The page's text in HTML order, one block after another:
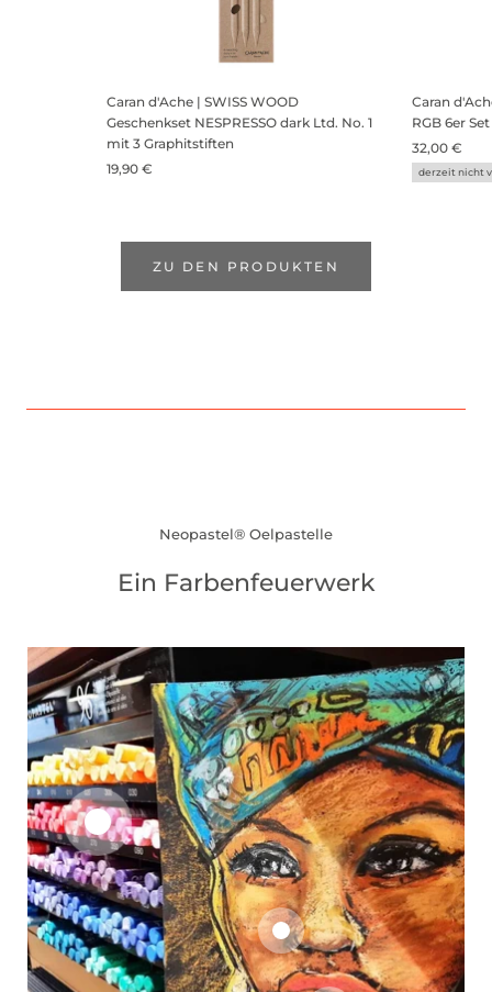
Caran d'Ache | SWISS WOOD
Geschenkset NESPRESSO dark Ltd. No. 1
mit 3 Graphitstiften
19,90 €
Caran
RGB 6er Set
32,00 €
derzeit nicht
ZU DEN PRODUKTEN
Neopastel® Oelpastelle
Ein Farbenfeuerwerk